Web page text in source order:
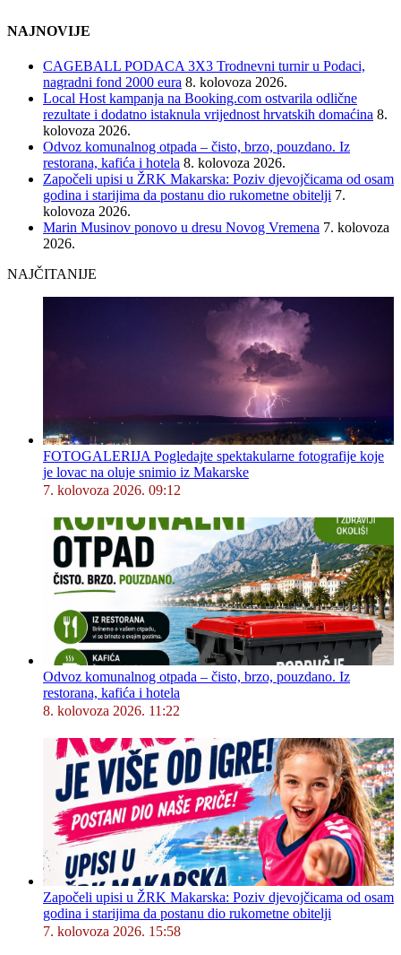
NAJNOVIJE
CAGEBALL PODACA 3X3 Trodnevni turnir u Podaci,
nagradni fond 2000 eura 8. kolovoza 2026.
Local Host kampanja na Booking.com ostvarila odlične
rezultate i dodatno istaknula vrijednost hrvatskih domaćina 8.
kolovoza 2026.
Odvoz komunalnog otpada – čisto, brzo, pouzdano. Iz
restorana, kafića i hotela 8. kolovoza 2026.
Započeli upisi u ŽRK Makarska: Poziv djevojčicama od osam
godina i starijima da postanu dio rukometne obitelji 7.
kolovoza 2026.
Marin Musinov ponovo u dresu Novog Vremena 7. kolovoza
2026.
NAJČITANIJE
FOTOGALERIJA Pogledajte spektakularne fotografije koje
je lovac na oluje snimio iz Makarske
7. kolovoza 2026. 09:12
Odvoz komunalnog otpada – čisto, brzo, pouzdano. Iz
restorana, kafića i hotela
8. kolovoza 2026. 11:22
Započeli upisi u ŽRK Makarska: Poziv djevojčicama od osam
godina i starijima da postanu dio rukometne obitelji
7. kolovoza 2026. 15:58